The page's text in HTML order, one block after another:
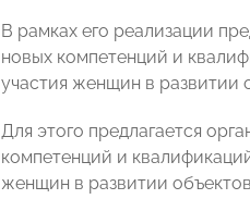
В рамках его реализации
новых компетенций и
участия женщин в развитии
Для этого предлагается
компетенций и
женщин в развитии